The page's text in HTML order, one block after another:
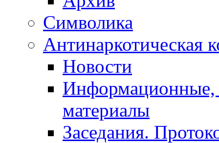
Символика
Антинаркотическая
Новости
Информационные,
материалы
Заседания.